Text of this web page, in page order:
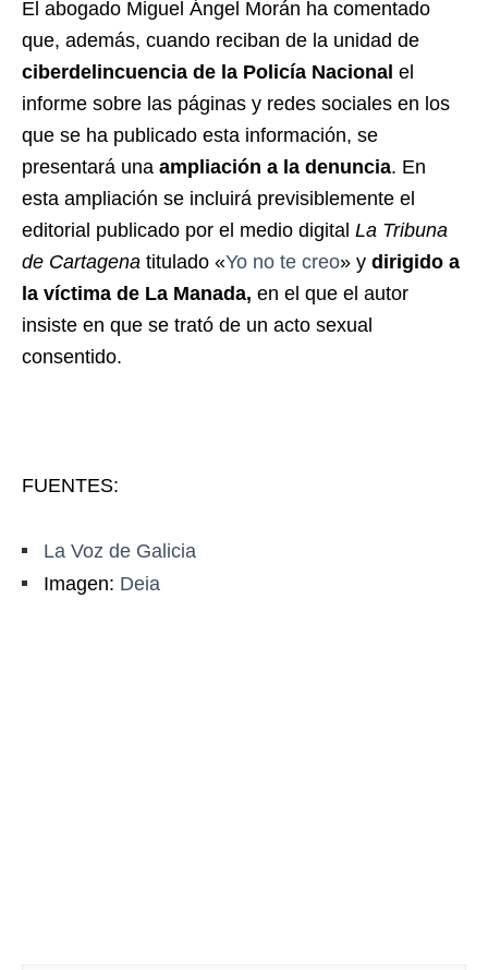
El abogado Miguel Ángel Morán ha comentado
que, además, cuando reciban de la unidad de
ciberdelincuencia de la Policía Nacional el
informe sobre las páginas y redes sociales en los
que se ha publicado esta información, se
presentará una ampliación a la denuncia. En
esta ampliación se incluirá previsiblemente el
editorial publicado por el medio digital La Tribuna
de Cartagena titulado «Yo no te creo» y dirigido a
la víctima de La Manada, en el que el autor
insiste en que se trató de un acto sexual
consentido.
FUENTES:
La Voz de Galicia
Imagen: Deia